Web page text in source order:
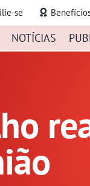
se
NOTÍCIAS